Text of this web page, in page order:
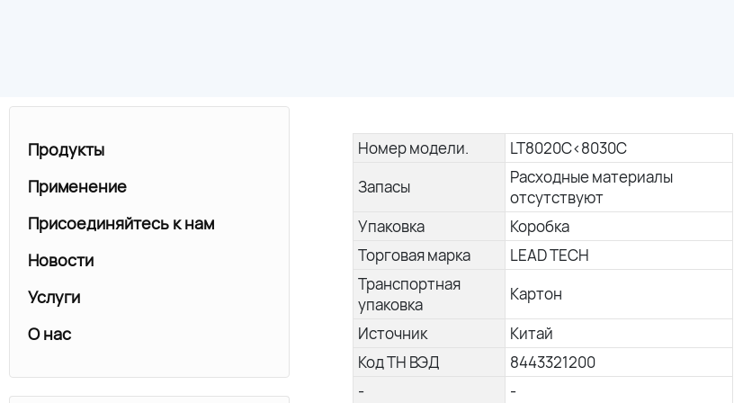
Номер модели.
LT8020C<8030C
Запасы
Расходные материалы
отсутствуют
Упаковка
Коробка
Торговая марка
LEAD TECH
Транспортная
упаковка
Картон
Источник
Китай
Код ТН ВЭД
8443321200
-
-
Продукты
Применение
Присоединяйтесь к нам
Новости
Услуги
О нас